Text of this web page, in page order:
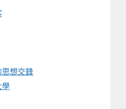
想交鋒
學